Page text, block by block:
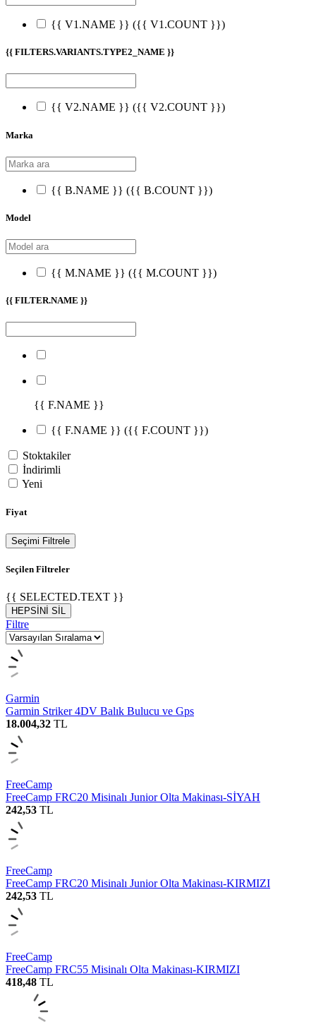
{{ V1.NAME }} ({{ V1.COUNT }})
{{ FILTERS.VARIANTS.TYPE2_NAME }}
{{ V2.NAME }} ({{ V2.COUNT }})
Marka
{{ B.NAME }} ({{ B.COUNT }})
Model
{{ M.NAME }} ({{ M.COUNT }})
{{ FILTER.NAME }}
{{ F.NAME }}
{{ F.NAME }} ({{ F.COUNT }})
Stoktakiler
İndirimli
Yeni
Fiyat
Seçimi Filtrele
Seçilen Filtreler
{{ SELECTED.TEXT }}
HEPSİNİ SİL
Filtre
Garmin
Garmin Striker 4DV Balık Bulucu ve Gps
18.004,32 TL
FreeCamp
FreeCamp FRC20 Misinalı Junior Olta Makinası-SİYAH
242,53 TL
FreeCamp
FreeCamp FRC20 Misinalı Junior Olta Makinası-KIRMIZI
242,53 TL
FreeCamp
FreeCamp FRC55 Misinalı Olta Makinası-KIRMIZI
418,48 TL